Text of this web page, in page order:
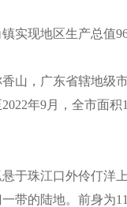
实现地区生产总值
山，广东省辖地级
年9月，全市面
于珠江口外伶仃洋
带的陆地。前身为